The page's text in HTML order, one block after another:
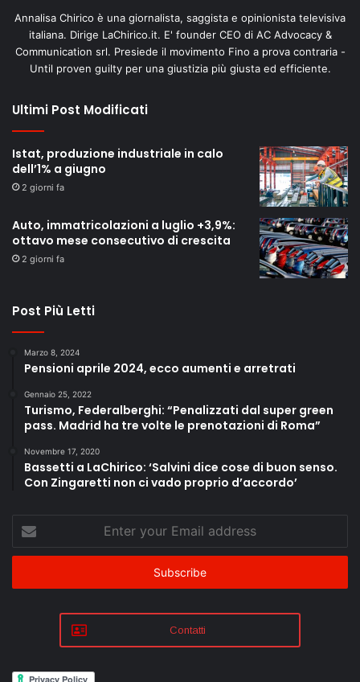
Annalisa Chirico è una giornalista, saggista e opinionista televisiva
italiana. Dirige LaChirico.it. E' founder CEO di AC Advocacy &
Communication srl. Presiede il movimento Fino a prova contraria -
Until proven guilty per una giustizia più giusta ed efficiente.
Ultimi Post Modificati
Istat, produzione industriale in calo
dell’1% a giugno
2 giorni fa
Auto, immatricolazioni a luglio +3,9%:
ottavo mese consecutivo di crescita
2 giorni fa
Post Più Letti
Marzo 8, 2024
Pensioni aprile 2024, ecco aumenti e arretrati
Gennaio 25, 2022
Turismo, Federalberghi: “Penalizzati dal super green
pass. Madrid ha tre volte le prenotazioni di Roma”
Novembre 17, 2020
Bassetti a LaChirico: ‘Salvini dice cose di buon senso.
Con Zingaretti non ci vado proprio d’accordo’
Enter
your
Email
Contatti